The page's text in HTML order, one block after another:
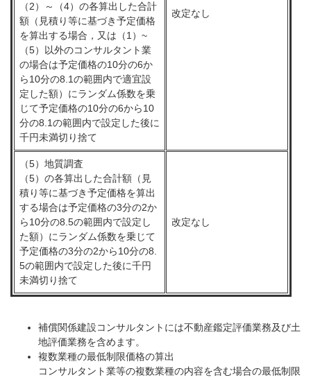
（2）～（4）の各算出した合計
額（見積り等に基づき予定価格
を算出する場合，又は（1）~
（5）以外のコンサルタント業
の場合は予定価格の10分の6か
ら10分の8.1の範囲内で適宜設
定した額）にランダム係数を乗
じて予定価格の10分の6から10
分の8.1の範囲内で設定した後に
千円未満切り捨て
改定なし
（5）地質調査
（5）の各算出した合計額（見
積り等に基づき予定価格を算出
する場合は予定価格の3分の2か
ら10分の8.5の範囲内で設定し
た額）にランダム係数を乗じて
予定価格の3分の2から10分の8.
5の範囲内で設定した後に千円
未満切り捨て
改定なし
補償関係建設コンサルタントには不動産鑑定評価業務及び土
地評価業務を含めます。
複数業種の最低制限価格の算出
コンサルタント業等の複数業種の内容を含む場合の最低制限